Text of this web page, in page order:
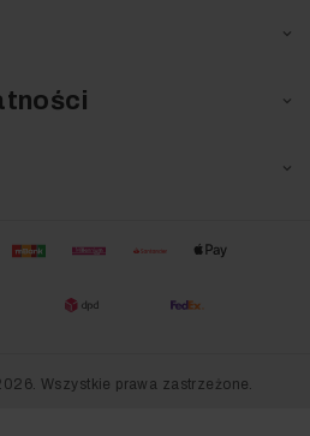



Wszystkie prawa zastrzeżone.